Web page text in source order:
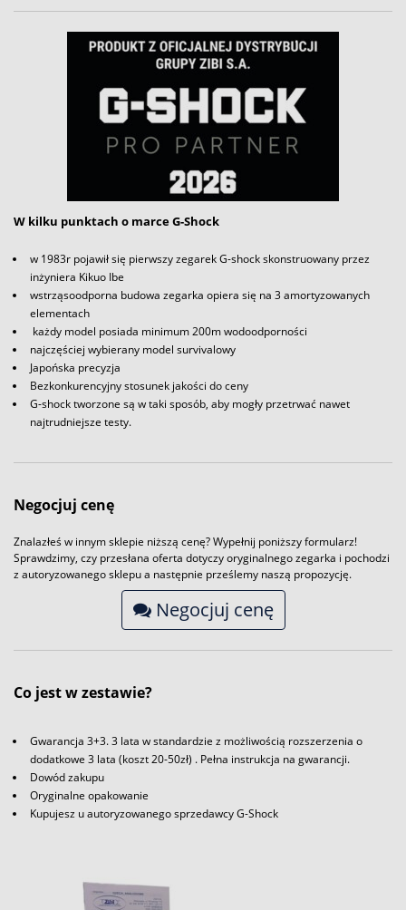
W kilku punktach o marce G-Shock
w 1983r pojawił się pierwszy zegarek G-shock skonstruowany przez
inżyniera Kikuo Ibe
wstrząsoodporna budowa zegarka opiera się na 3 amortyzowanych
elementach
każdy model posiada minimum 200m wodoodporności
najczęściej wybierany model survivalowy
Japońska precyzja
Bezkonkurencyjny stosunek jakości do ceny
G-shock tworzone są w taki sposób, aby mogły przetrwać nawet
najtrudniejsze testy.
Negocjuj cenę
Znalazłeś w innym sklepie niższą cenę? Wypełnij poniższy formularz!
Sprawdzimy, czy przesłana oferta dotyczy oryginalnego zegarka i pochodzi
z autoryzowanego sklepu a następnie prześlemy naszą propozycję.
Negocjuj cenę
Co jest w zestawie?
Gwarancja 3+3. 3 lata w standardzie z możliwością rozszerzenia o
dodatkowe 3 lata (koszt 20-50zł) . Pełna instrukcja na gwarancji.
Dowód zakupu
Oryginalne opakowanie
Kupujesz u autoryzowanego sprzedawcy G-Shock